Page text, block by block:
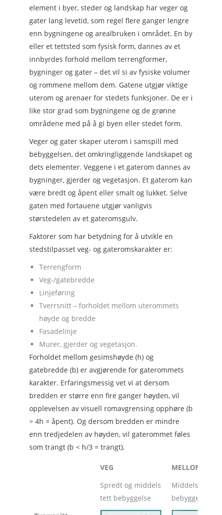
element i byer, steder og landskap har veger og
gater lang levetid, som regel flere ganger lengre
enn bygningene og arealbruken i området. En by
eller et tettsted som fysisk form, dannes av et
innbyrdes forhold mellom terrengformer,
bygninger og gater – det vil si av fysiske volumer
og rommene mellom dem. Gatene utgjør viktige
uterom og arenaer for stedets funksjoner. De er i
like stor grad som bygningene og de grønne
områdene med på å gi byen eller stedet form.
Veger og gater skaper uterom i samspill med
bebyggelsen, det omkringliggende landskapet og
dets elementer. Veggene i et gaterom dannes av
bygninger, gjerder og vegetasjon. Et gaterom kan
være bredt og åpent eller smalt og lukket. Selve
gaten med fortauene utgjør vanligvis
størstedelen av et gateromsgulv.
Faktorer som har betydning for å utvikle en
stedstilpasset veg- og gateromskarakter er:
Terrengform
Veg-/gatebredde
Linjeføring
Tverrsnitt – forholdet mellom uterommets
høyde og bredde
Fasadelinje
Murer, gjerder og vegetasjon.
Forholdet mellom gesimshøyde (h) og
gatebredde (b) er avgjørende for gaterommets
karakter. Erfaringsmessig vet vi at dersom
bredden er større enn fire ganger høyden, vil
opplevelsen av visuell romavgrensing opphøre (b
> 4h = åpent). Og dersom bredden er mindre
enn tredjedelen av høyden, vil gaterommet føles
som trangt (b < h/3 = trangt).
VEG
MELLOMTYPE
Spredt og middels
tett bebyggelse
Middels tett
bebyggelse